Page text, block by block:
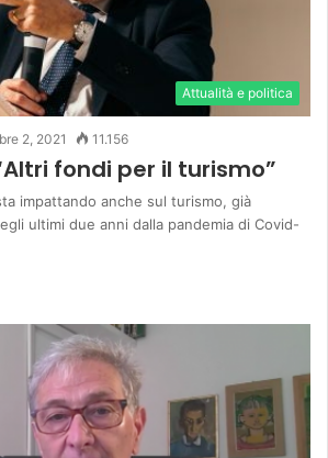
Attualità e politica
2, 2021 11.156
fondi per il turismo”
impattando anche sul turismo, già
ultimi due anni dalla pandemia di Covid-